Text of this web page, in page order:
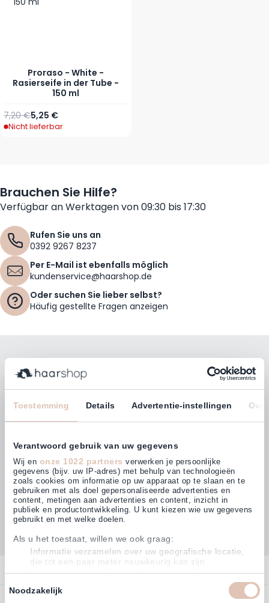
Toestemming Details Advertentie-instellingen Over
Verantwoord gebruik van uw gegevens
Wij en onze 1022 partners verwerken je persoonlijke
gegevens (bijv. uw IP-adres) met behulp van technologieën
zoals cookies om informatie op uw apparaat op te slaan en te
gebruiken met als doel gepersonaliseerde advertenties en
content, metingen aan advertenties en content, inzicht in
publiek en productontwikkeling. U kunt kiezen wie uw gegevens
gebruikt en met welke doelen.
Als u het toestaat, willen we ook graag:
Informatie verzamelen over uw geografische locatie,
die tot een paar meter nauwkeurig kan zijn
Uw apparaat identificeren door het actief te scannen
Lees meer over hoe uw persoonlijke gegevens worden verwerkt
Noodzakelijk
Proraso - White -
Rasierseife in der Tube -
150 ml
Sonderpreis
5,25 €
Regulärer Preis
7,20 €
Nicht lieferbar
Brauchen Sie Hilfe?
Verfügbar an Werktagen von 09:30 bis 17:30
Rufen Sie uns an
0392 9267 8237
Per E-Mail ist ebenfalls möglich
kundenservice@haarshop.de
Oder suchen Sie lieber selbst?
Häufig gestellte Fragen anzeigen
Kontakt
Kontakt
Bleiben Sie mit unserem Newsletter auf dem
Laufenden!
E-Mailadresse
Abonnieren
Kunden bewerten uns mit
4,64 (882)